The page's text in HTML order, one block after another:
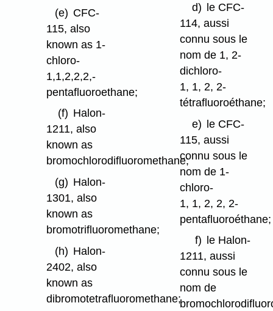
(e) CFC-
115, also
known as 1-
chloro-
1,1,2,2,2,-
pentafluoroethane;
(f) Halon-
1211, also
known as
bromochlorodifluoromethane;
(g) Halon-
1301, also
known as
bromotrifluoromethane;
(h) Halon-
2402, also
known as
dibromotetrafluoromethane;
d) le CFC-
114, aussi
connu sous le
nom de 1, 2-
dichloro-
1, 1, 2, 2-
tétrafluoroéthane;
e) le CFC-
115, aussi
connu sous le
nom de 1-
chloro-
1, 1, 2, 2, 2-
pentafluoroéthane;
f)
le Halon-
1211, aussi
connu sous le
nom de